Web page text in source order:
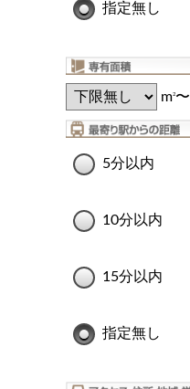
指定無し
m2〜
5分以内
10分以内
15分以内
指定無し